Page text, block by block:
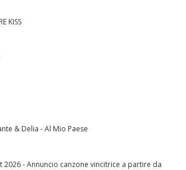
KISS
& Delia - Al Mio Paese
2026 - Annuncio canzone vincitrice a partire da